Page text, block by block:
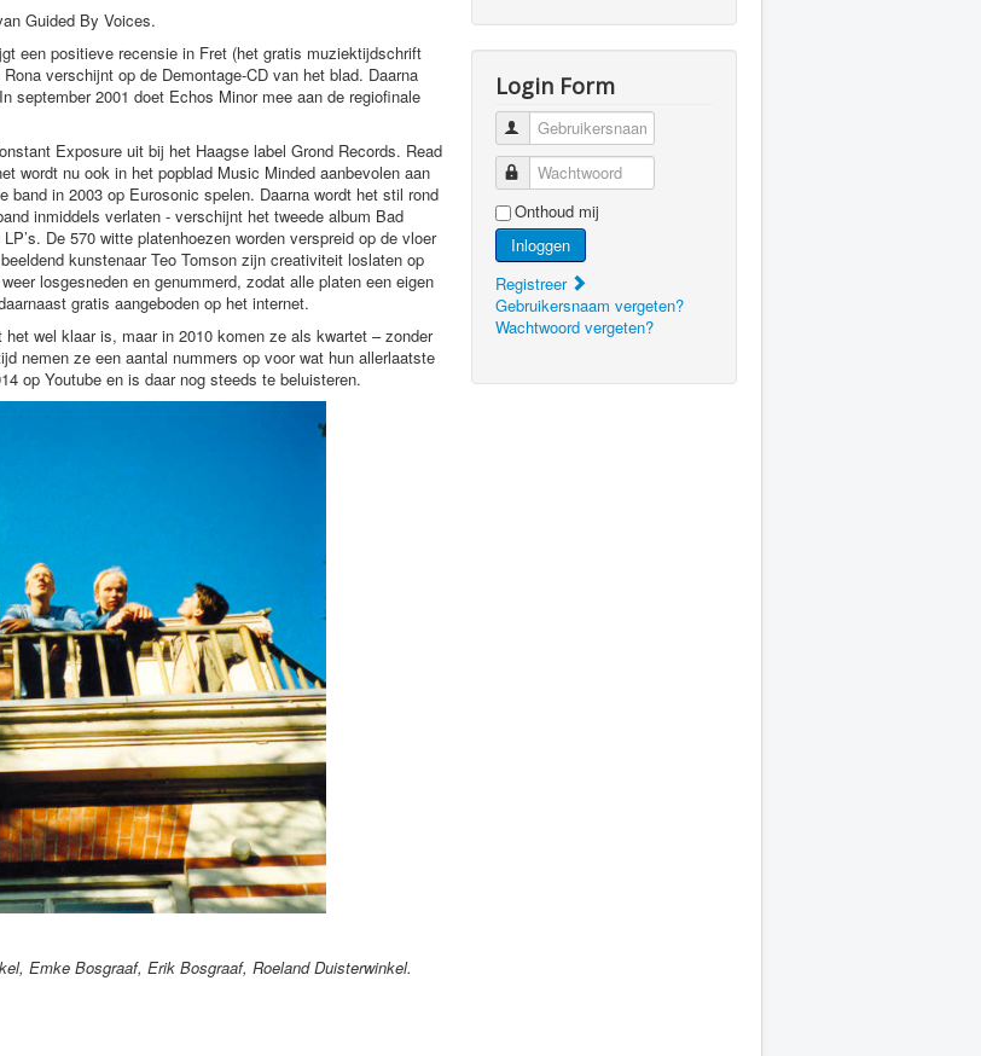
Guided By Voices.
een positieve recensie in Fret (het gratis muziektijdschrift
verschijnt op de Demontage-CD van het blad. Daarna
september 2001 doet Echos Minor mee aan de regiofinale
Exposure uit bij het Haagse label Grond Records. Read
wordt nu ook in het popblad Music Minded aanbevolen aan
band in 2003 op Eurosonic spelen. Daarna wordt het stil rond
inmiddels verlaten - verschijnt het tweede album Bad
De 570 witte platenhoezen worden verspreid op de vloer
kunstenaar Teo Tomson zijn creativiteit loslaten op
losgesneden en genummerd, zodat alle platen een eigen
gratis aangeboden op het internet.
wel klaar is, maar in 2010 komen ze als kwartet – zonder
nemen ze een aantal nummers op voor wat hun allerlaatste
op Youtube en is daar nog steeds te beluisteren.
Emke Bosgraaf, Erik Bosgraaf, Roeland Duisterwinkel.
Login Form
Gebruikersnaam
Wachtwoord
Onthoud mij
Inloggen
Registreer
Gebruikersnaam vergeten?
Wachtwoord vergeten?